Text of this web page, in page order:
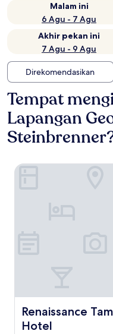
Malam ini
6 Agu - 7 Agu
Akhir pekan ini
7 Agu - 9 Agu
Direkomendasikan
Tempat
Lapangan
Renaissance
Hotel
Renaissance Tampa
Renaissance Tampa